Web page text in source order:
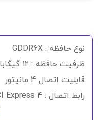
نوع حافظه : GDDR6X
ظرفیت حافظه : 12 گیگابایت
قابلیت اتصال 4 مانیتور
رابط اتصال : PCI Express 4